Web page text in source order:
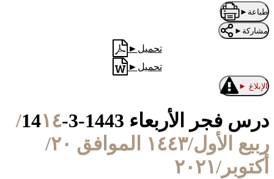
طباعة ►
مشاركة ►
تحميل ►
تحميل ►
الإبلاغ ►
درس فجر الأربعاء 1443-3-14
١٤/
ربيع الأول/١٤٤٣ الموافق ٢٠/
أكتوبر/٢٠٢١